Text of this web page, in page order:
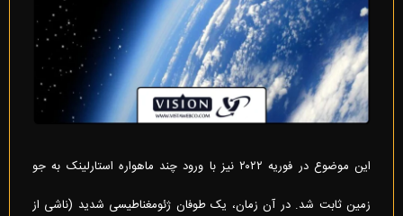
این موضوع در فوریه ۲۰۲۲ نیز با ورود چند ماهواره استارلینک به جو
زمین ثابت شد. در آن زمان، یک طوفان ژئومغناطیسی شدید (ناشی از